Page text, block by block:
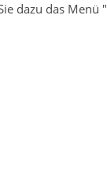
dazu das Menü